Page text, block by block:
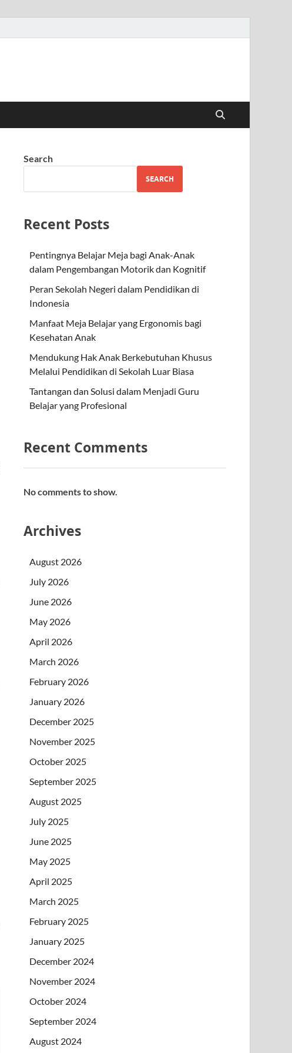
Search
SEARCH
Recent Posts
Pentingnya Belajar Meja bagi Anak-Anak
dalam Pengembangan Motorik dan Kognitif
Peran Sekolah Negeri dalam Pendidikan di
Indonesia
Manfaat Meja Belajar yang Ergonomis bagi
Kesehatan Anak
Mendukung Hak Anak Berkebutuhan Khusus
Melalui Pendidikan di Sekolah Luar Biasa
Tantangan dan Solusi dalam Menjadi Guru
Belajar yang Profesional
Recent Comments
No comments to show.
Archives
August 2026
July 2026
June 2026
May 2026
April 2026
March 2026
February 2026
January 2026
December 2025
November 2025
October 2025
September 2025
August 2025
July 2025
June 2025
May 2025
April 2025
March 2025
February 2025
January 2025
December 2024
November 2024
October 2024
September 2024
August 2024